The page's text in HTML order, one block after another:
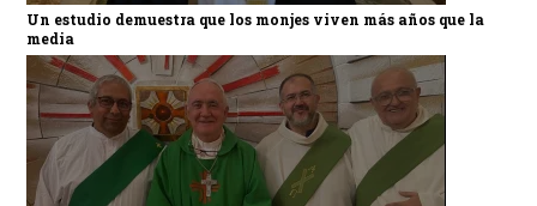
Un estudio demuestra que los monjes viven más años que la
media